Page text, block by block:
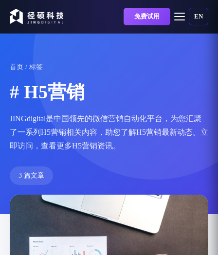
免费试用 EN
首页 / 标签
# H5营销
JINGdigital是中国领先的微信营销自动化平台，为您汇聚
了一系列H5营销相关内容，助您了解H5营销最新动态。立
即访问，查看更多H5营销资讯。
3 篇文章